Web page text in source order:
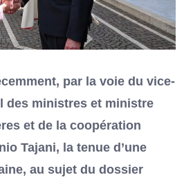
par la voie du vice-
des ministres et ministre
et de la coopération
Tajani, la tenue d’une
au sujet du dossier